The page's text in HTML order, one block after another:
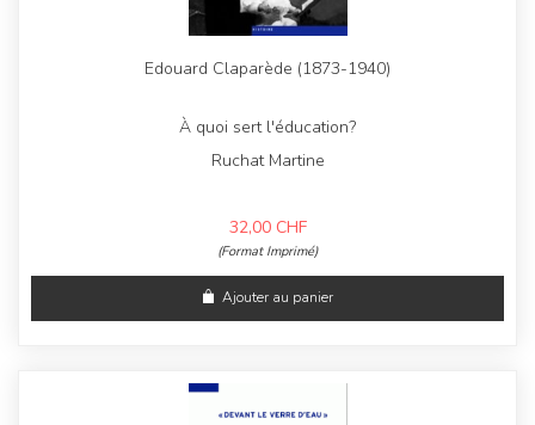
Edouard Claparède (1873-1940)
À quoi sert l'éducation?
Ruchat Martine
32,00 CHF
(Format Imprimé)
Ajouter au panier